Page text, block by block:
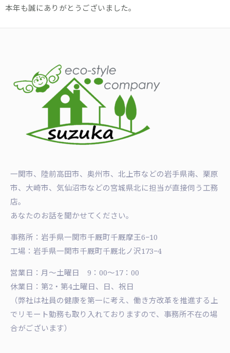
本年も誠にありがとうございました。
一関市、陸前高田市、奥州市、北上市などの岩手県南、栗原
市、大崎市、気仙沼市などの宮城県北に担当が直接伺う工務
店。
あなたのお話を聞かせてください。
事務所：岩手県一関市千厩町千厩摩王6−10
工場：岩手県一関市千厩町千厩北ノ沢173−4
営業日：月〜土曜日 9：00〜17：00
休業日：第2・第4土曜日、日、祝日
（弊社は社員の健康を第一に考え、働き方改革を推進する上
でリモート勤務も取り入れておりますので、事務所不在の場
合がございます）